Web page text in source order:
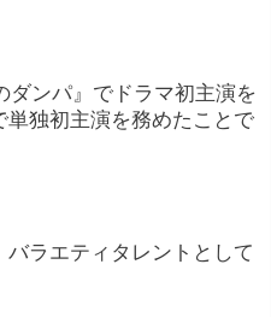
演し、その際に報酬を
す。
業:
ダンパ』でドラマ初主演を
独初主演を務めたことで
ラエティタレントとして